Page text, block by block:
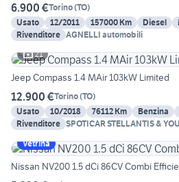
6.900 €Torino(TO)
Usato
12/2011 157000 Km Diesel
Rivenditore AGNELLI automobili
21
Jeep Compass 1.4 MAir 103kW Limited
12.900 €Torino(TO)
Usato
10/2018 76112 Km Benzina
Rivenditore SPOTICAR STELLANTIS &
Vetrina
Nissan NV200 1.5 dCi 86CV Combi